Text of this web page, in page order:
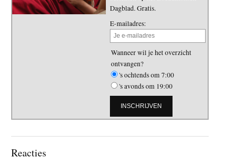
Dagblad. Gratis.
E-mailadres:
Wanneer wil je het overzicht
ontvangen?
's ochtends om 7:00
's avonds om 19:00
Lees
Reacties